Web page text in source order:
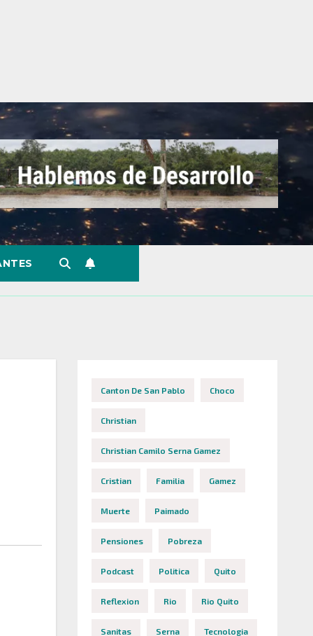
Canton De San Pablo Choco
Christian
Christian Camilo Serna Gamez
Cristian Familia Gamez
Muerte Paimado
Pensiones Pobreza
Podcast Politica Quito
Reflexion Rio Rio Quito
Sanitas Serna Tecnologia